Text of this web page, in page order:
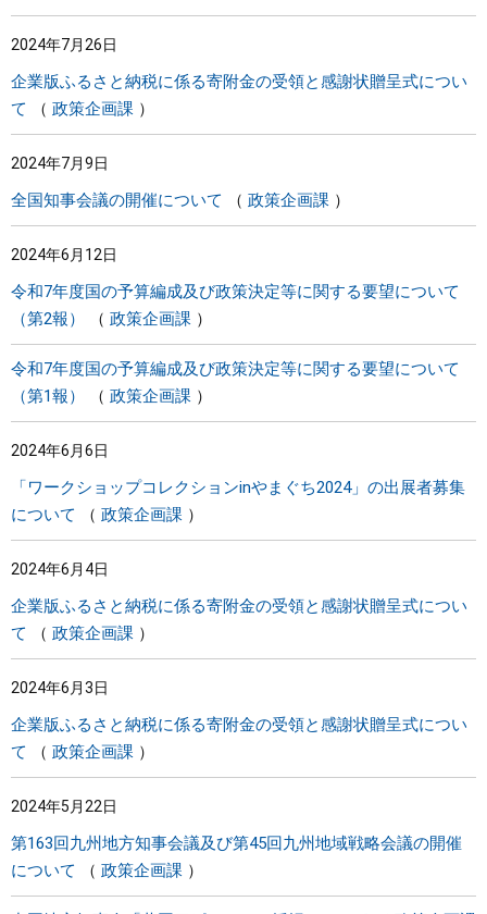
2024年7月26日
企業版ふるさと納税に係る寄附金の受領と感謝状贈呈式につい
て
政策企画課
2024年7月9日
全国知事会議の開催について 政策企画課
2024年6月12日
令和7年度国の予算編成及び政策決定等に関する要望について
（第2報）
政策企画課
令和7年度国の予算編成及び政策決定等に関する要望について
（第1報）
政策企画課
2024年6月6日
「ワークショップコレクションinやまぐち2024」の出展者募集
について
政策企画課
2024年6月4日
企業版ふるさと納税に係る寄附金の受領と感謝状贈呈式につい
て
政策企画課
2024年6月3日
企業版ふるさと納税に係る寄附金の受領と感謝状贈呈式につい
て
政策企画課
2024年5月22日
第163回九州地方知事会議及び第45回九州地域戦略会議の開催
について
政策企画課